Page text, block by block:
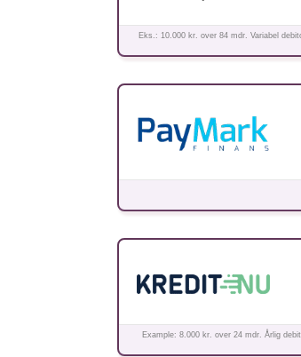
Eks.: 10.000 kr. over 84 mdr. Variabel
Example: 8.000 kr. over 24 mdr. Årlig